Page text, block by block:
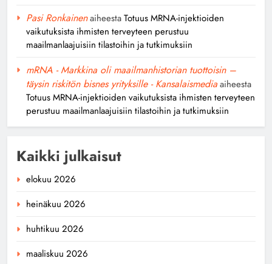
Pasi RonkainenaiheestaTotuus MRNA-injektioiden
vaikutuksista ihmisten terveyteen perustuu
maailmanlaajuisiin tilastoihin ja tutkimuksiin
mRNA - Markkina oli maailmanhistorian tuottoisin –
täysin riskitön bisnes yrityksille - Kansalaismediaaiheesta
Totuus MRNA-injektioiden vaikutuksista ihmisten terveyteen
perustuu maailmanlaajuisiin tilastoihin ja tutkimuksiin
Kaikki julkaisut
elokuu 2026
heinäkuu 2026
huhtikuu 2026
maaliskuu 2026